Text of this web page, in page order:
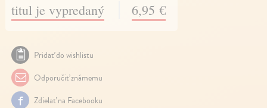
titul je vypredaný 6,95 €
Pridať do wishlistu
Odporučiť známemu
Zdielať na Facebooku